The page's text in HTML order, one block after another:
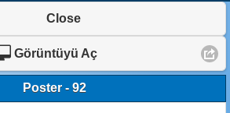
Close
Görüntüyü Aç
Poster - 92